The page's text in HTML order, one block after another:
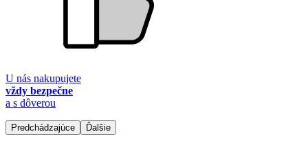
U nás nakupujete
vždy bezpečne
a s dôverou
Predchádzajúce Ďalšie